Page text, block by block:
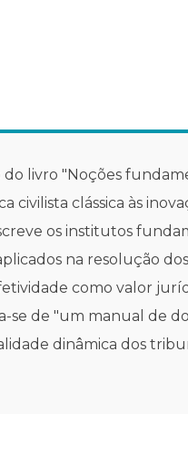
livro "Noções
clássica às
os institutos
na resolução
como valor
de "um manual de
dinâmica dos